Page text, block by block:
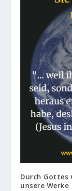
Durch Gottes
unsere Werke